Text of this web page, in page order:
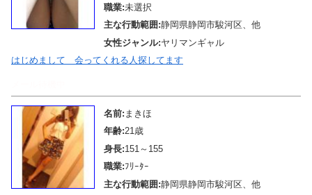
職業:未選択
主な行動範囲:静岡県静岡市駿河区、他
女性ジャンル:ヤリマンギャル
はじめまして 会ってくれる人探してます
名前: まきほ
年齢:21歳
身長:151～155
職業:ﾌﾘｰﾀｰ
主な行動範囲:静岡県静岡市駿河区、他